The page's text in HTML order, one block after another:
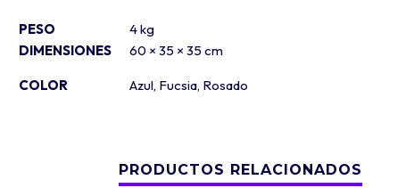
PESO
4 kg
DIMENSIONES
60 × 35 × 35 cm
COLOR Azul, Fucsia, Rosado
PRODUCTOS RELACIONADOS